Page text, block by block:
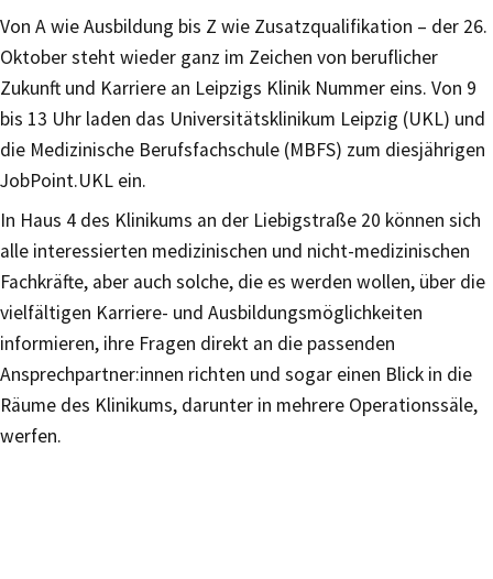
Von A wie Ausbildung bis Z wie Zusatzqualifikation – der 26.
Oktober steht wieder ganz im Zeichen von beruflicher
Zukunft und Karriere an Leipzigs Klinik Nummer eins. Von 9
bis 13 Uhr laden das Universitätsklinikum Leipzig (UKL) und
die Medizinische Berufsfachschule (MBFS) zum diesjährigen
JobPoint.UKL ein.
In Haus 4 des Klinikums an der Liebigstraße 20 können sich
alle interessierten medizinischen und nicht-medizinischen
Fachkräfte, aber auch solche, die es werden wollen, über die
vielfältigen Karriere- und Ausbildungsmöglichkeiten
informieren, ihre Fragen direkt an die passenden
Ansprechpartner:innen richten und sogar einen Blick in die
Räume des Klinikums, darunter in mehrere Operationssäle,
werfen.